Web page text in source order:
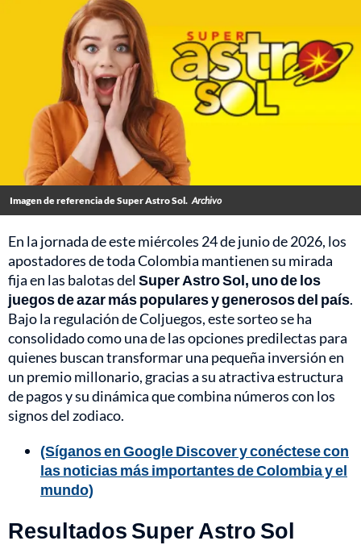
Imagen de referencia de Super Astro Sol. Archivo
En la jornada de este miércoles 24 de junio de 2026, los
apostadores de toda Colombia mantienen su mirada
fija en las balotas delSuper Astro Sol, uno de los
juegos de azar más populares y generosos del país.
Bajo la regulación de Coljuegos, este sorteo se ha
consolidado como una de las opciones predilectas para
quienes buscan transformar una pequeña inversión en
un premio millonario, gracias a su atractiva estructura
de pagos y su dinámica que combina números con los
signos del zodiaco.
(Síganos en Google Discover y conéctese con
las noticias más importantes de Colombia y el
mundo)
Resultados Super Astro Sol